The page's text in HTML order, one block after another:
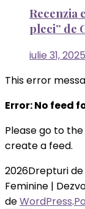
Recenzia
pleci” de
iulie 31, 2025
This error
Error: No feed
Please go to
create a feed.
2026Drepturi
Feminine |
deWordPress.